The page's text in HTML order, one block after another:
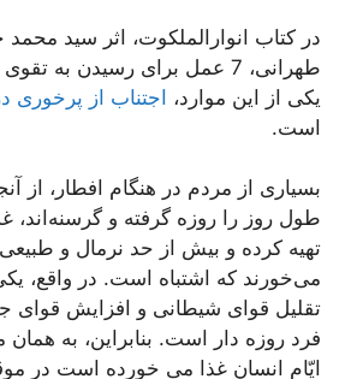
در کتاب انوارالملکوت، اثر سید
طهرانی، 7 عمل برای رسیدن به
یکی از این موارد، اجتناب از پرخوری
است.
بسیاری از مردم در هنگام افطار، از
طول روز را روزه گرفته و گرسنه‌اند،
تهیه کرده و بیش از حد نرمال و
می‌خورند که اشتباه است. در واقع،
تقلیل قوای شیطانی و افزایش قوای
فرد روزه دار است. بنابراین، به همان
ایّام انسان غذا می خورده است در